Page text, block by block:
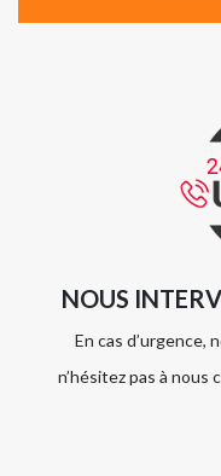
NOUS
En cas d’urgence,
n’hésitez pas à nous